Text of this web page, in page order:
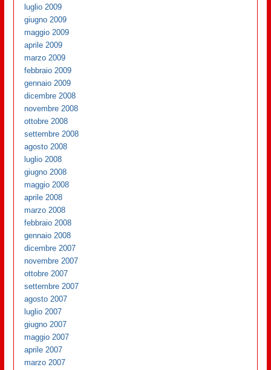
luglio 2009
giugno 2009
maggio 2009
aprile 2009
marzo 2009
febbraio 2009
gennaio 2009
dicembre 2008
novembre 2008
ottobre 2008
settembre 2008
agosto 2008
luglio 2008
giugno 2008
maggio 2008
aprile 2008
marzo 2008
febbraio 2008
gennaio 2008
dicembre 2007
novembre 2007
ottobre 2007
settembre 2007
agosto 2007
luglio 2007
giugno 2007
maggio 2007
aprile 2007
marzo 2007